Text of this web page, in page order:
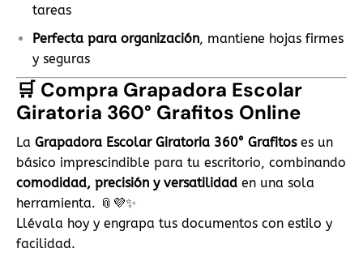
tareas
Perfecta para organización, mantiene hojas firmes
y seguras
🛒 Compra Grapadora Escolar
Giratoria 360° Grafitos Online
La Grapadora Escolar Giratoria 360° Grafitoses un
básico imprescindible para tu escritorio, combinando
comodidad, precisión y versatilidad en una sola
herramienta. 📎💜✨
Llévala hoy y engrapa tus documentos con estilo y
facilidad.